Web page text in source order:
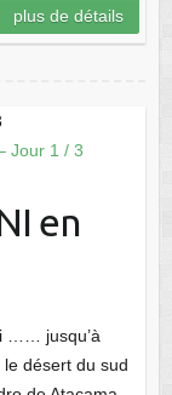
plus de détails
en
…… jusqu’à
désert du sud